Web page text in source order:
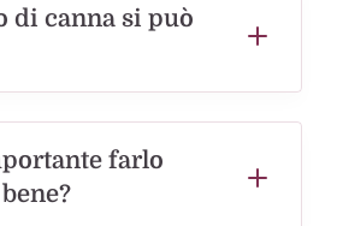
di canna si può
farlo